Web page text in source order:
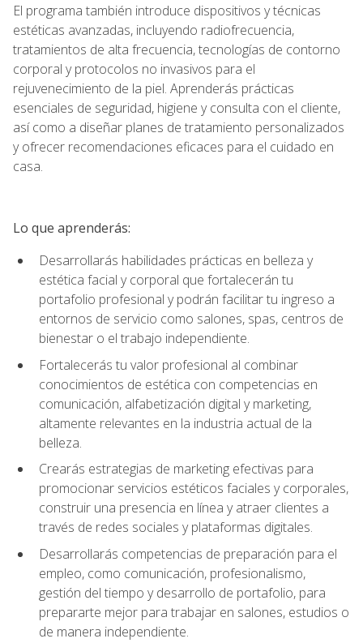
El programa también introduce dispositivos y técnicas
estéticas avanzadas, incluyendo radiofrecuencia,
tratamientos de alta frecuencia, tecnologías de contorno
corporal y protocolos no invasivos para el
rejuvenecimiento de la piel. Aprenderás prácticas
esenciales de seguridad, higiene y consulta con el cliente,
así como a diseñar planes de tratamiento personalizados
y ofrecer recomendaciones eficaces para el cuidado en
casa.
Lo que aprenderás:
Desarrollarás habilidades prácticas en belleza y
estética facial y corporal que fortalecerán tu
portafolio profesional y podrán facilitar tu ingreso a
entornos de servicio como salones, spas, centros de
bienestar o el trabajo independiente.
Fortalecerás tu valor profesional al combinar
conocimientos de estética con competencias en
comunicación, alfabetización digital y marketing,
altamente relevantes en la industria actual de la
belleza.
Crearás estrategias de marketing efectivas para
promocionar servicios estéticos faciales y corporales,
construir una presencia en línea y atraer clientes a
través de redes sociales y plataformas digitales.
Desarrollarás competencias de preparación para el
empleo, como comunicación, profesionalismo,
gestión del tiempo y desarrollo de portafolio, para
prepararte mejor para trabajar en salones, estudios o
de manera independiente.